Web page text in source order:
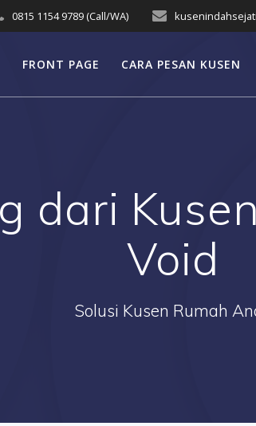
0815 1154 9789 (Call/WA)
FRONT PAGE CARA PESAN KUSEN
dari
Void
Solusi Kusen Rumah